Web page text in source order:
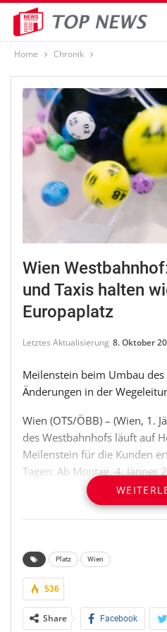
Home Chronik
Wien
und Taxis halten
Europaplatz
Letztes Aktualisierung 8. Oktober
Meilenstein beim Umbau
Änderungen in der
Wien (OTS/ÖBB) – (Wien, 1.
des Westbahnhofs läuft auf
Meilenstein für die Kunden
Tagen: Ab Montag, 4. Jänner
und Taxis wieder am
Westbahnhof. ÖBB-
über einen Tunnel durch die
Jänner 2010 sind für die
Änderungen verbunden:
Flughafenbus und Taxistand
Platz Wien
536
Share Facebook